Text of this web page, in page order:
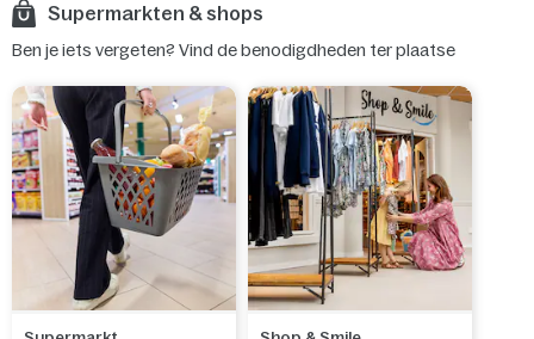
Supermarkten & shops
Ben je iets vergeten? Vind de benodigdheden ter plaatse